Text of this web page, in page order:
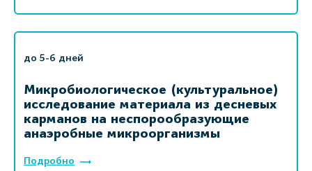
до 5-6 дней
Микробиологическое (культуральное)
исследование материала из десневых
карманов на неспорообразующие
анаэробные микроорганизмы
Подробно